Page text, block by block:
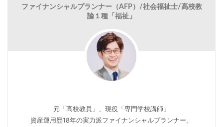
ファイナンシャルプランナー（AFP）/社会福祉士/高校教
諭１種「福祉」
元「高校教員」、現役「専門学校講師」
資産運用歴18年の実力派ファイナンシャルプランナー。